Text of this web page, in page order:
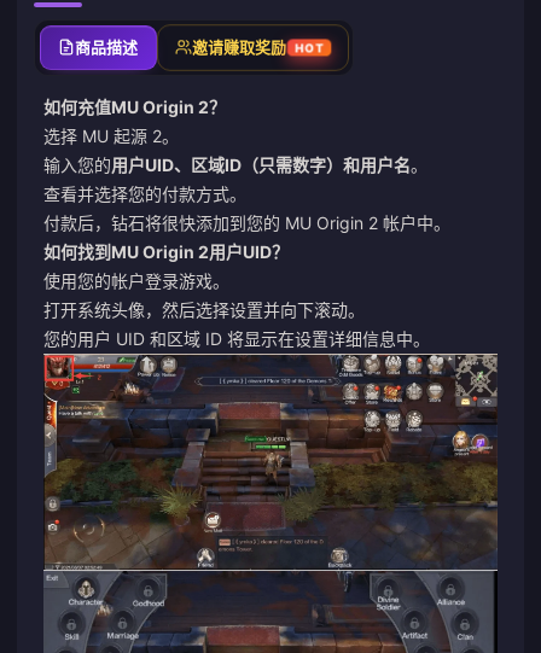
商品描述 邀请赚取奖励 HOT
如何充值MU Origin 2？
选择 MU 起源 2。
输入您的用户UID、区域ID（只需数字）和用户名。
查看并选择您的付款方式。
付款后，钻石将很快添加到您的 MU Origin 2 帐户中。
如何找到MU Origin 2用户UID？
使用您的帐户登录游戏。
打开系统头像，然后选择设置并向下滚动。
您的用户 UID 和区域 ID 将显示在设置详细信息中。